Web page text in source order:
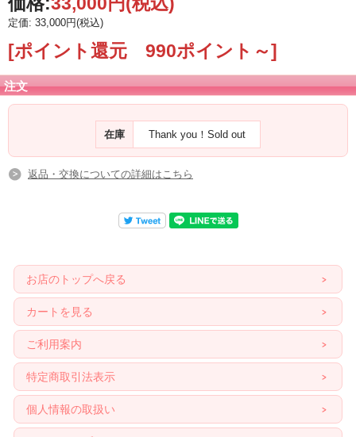
定価: 33,000円(税込)
[ポイント還元 990ポイント～]
注文
在庫 Thank you！Sold out
返品・交換についての詳細はこちら
お店のトップへ戻る
カートを見る
ご利用案内
特定商取引法表示
個人情報の取扱い